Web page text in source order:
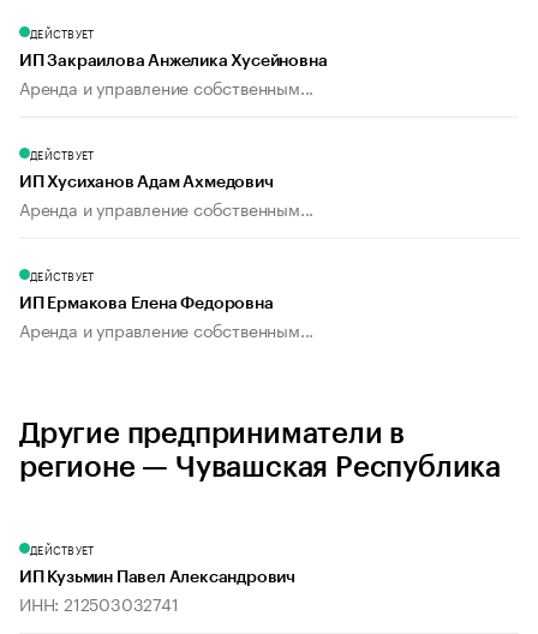
ДЕЙСТВУЕТ
ИП Закраилова Анжелика Хусейновна
Аренда и управление собственным...
ДЕЙСТВУЕТ
ИП Хусиханов Адам Ахмедович
Аренда и управление собственным...
ДЕЙСТВУЕТ
ИП Ермакова Елена Федоровна
Аренда и управление собственным...
Другие предприниматели в
регионе — Чувашская Республика
ДЕЙСТВУЕТ
ИП Кузьмин Павел Александрович
ИНН: 212503032741